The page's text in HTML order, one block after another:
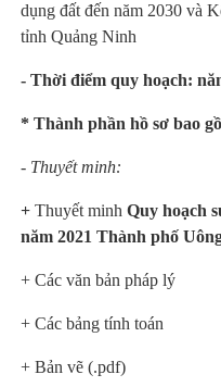
dụng đất đến năm 2030 và
tỉnh Quảng Ninh
- Thời điểm quy hoạch:
* Thành phần hồ sơ bao
- Thuyết minh:
+ Thuyết minh Quy hoạch
năm 2021 Thành phố
+ Các văn bản pháp lý
+ Các bảng tính toán
+ Bản vẽ (.pdf)